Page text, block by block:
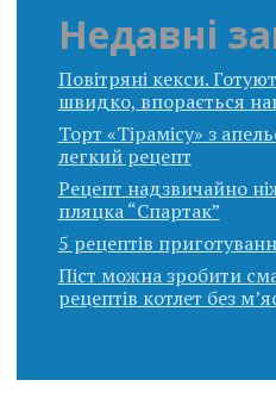
Недавні
Повітряні кекси.
швидко, впорається
Торт «Тірамісу» з
легкий рецепт
Рецепт надзвичайно
пляцка “Спартак”
5 рецептів
Піст можна зробити
рецептів котлет без